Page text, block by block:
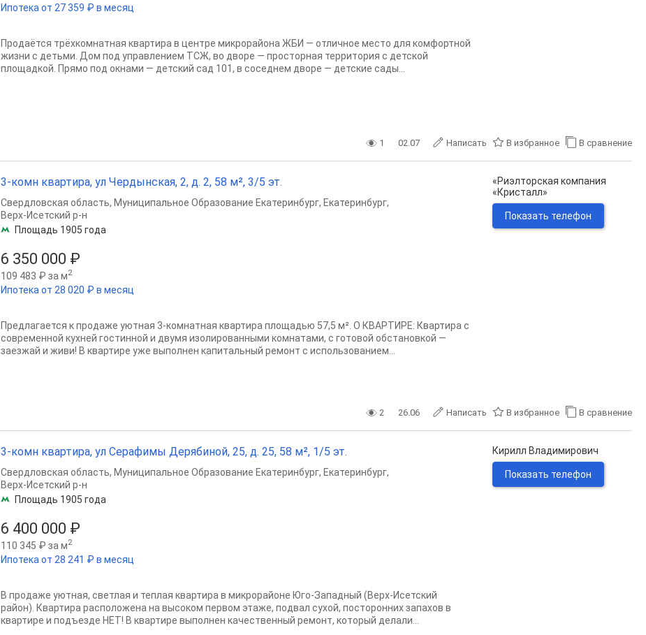
Ипотека от 27 359 ₽ в месяц
Продаётся трёхкомнатная квартира в центре микрорайона ЖБИ — отличное место для комфортной
жизни с детьми. Дом под управлением ТСЖ, во дворе — просторная территория с детской
площадкой. Прямо под окнами — детский сад 101, в соседнем дворе — детские сады...
1 02.07 Написать В избранное В сравнение
3-комн квартира, ул Чердынская, 2, д. 2, 58 м², 3/5 эт.
6 350 000 ₽
109 483 ₽ за м2
Ипотека от 28 020 ₽ в месяц
Свердловская область, Муниципальное Образование Екатеринбург, Екатеринбург,
Верх-Исетский р-н
Площадь 1905 года
Предлагается к продаже уютная 3-комнатная квартира площадью 57,5 м². О КВАРТИРЕ: Квартира с
современной кухней гостинной и двумя изолированными комнатами, с готовой обстановкой —
заезжай и живи! В квартире уже выполнен капитальный ремонт с использованием...
«Риэлторская компания
«Кристалл»
Показать телефон
2 26.06 Написать В избранное В сравнение
3-комн квартира, ул Серафимы Дерябиной, 25, д. 25, 58 м², 1/5 эт.
6 400 000 ₽
110 345 ₽ за м2
Ипотека от 28 241 ₽ в месяц
Свердловская область, Муниципальное Образование Екатеринбург, Екатеринбург,
Верх-Исетский р-н
Площадь 1905 года
В продаже уютная, светлая и теплая квартира в микрорайоне Юго-Западный (Верх-Исетский
район). Квартира расположена на высоком первом этаже, подвал сухой, посторонних запахов в
квартире и подъезде НЕТ! В квартире выполнен качественный ремонт, который делали...
Кирилл Владимирович
Показать телефон